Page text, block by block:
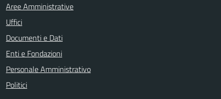
Aree Amministrative
Uffici
Documenti e Dati
Enti e Fondazioni
Personale Amministrativo
Politici